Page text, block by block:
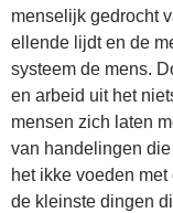
menselijk gedrocht
ellende lijdt en de
systeem de mens.
en arbeid uit het
mensen zich laten
van handelingen
het ikke voeden
de kleinste dingen